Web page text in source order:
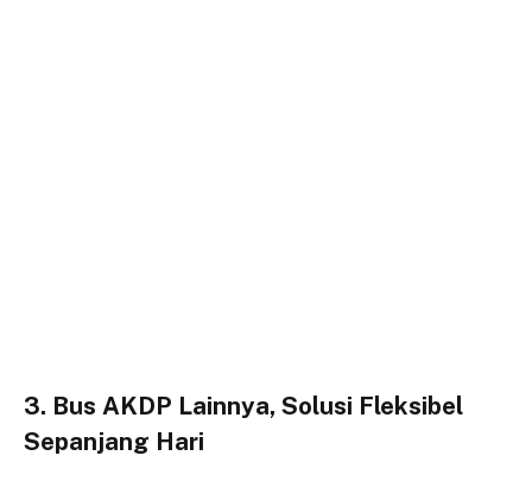
3. Bus AKDP Lainnya, Solusi Fleksibel
Sepanjang Hari